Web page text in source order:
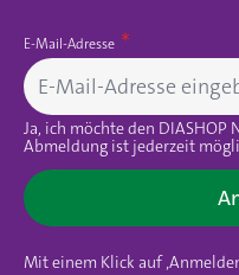
E-Mail-Adresse
Ja, ich möchte den
Abmeldung ist jederzeit
Mit einem Klick auf